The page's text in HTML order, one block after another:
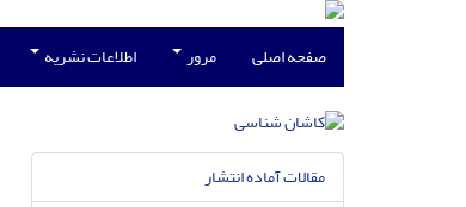
صفحه اصلی مرور اطلاعات نشریه
مقالات آماده انتشار